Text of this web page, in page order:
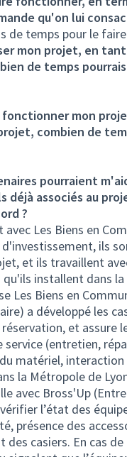
qu'on lui
de temps pour le
mon projet, en
de temps
fonctionner mon
combien de
pourraient
déjà associés au
?
Les Biens en
ils
et ils travaillent
qu'ils installent dans
Les Biens en
a développé les
et assure
service (entretien,
matériel, interaction
la Métropole de
avec Bross'Up
l’état des
présence des
casiers. En cas